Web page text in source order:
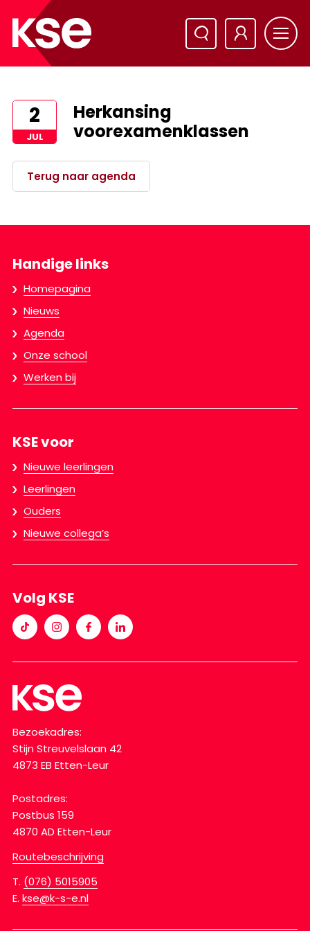
2
JUL
Herkansing
voorexamenklassen
Terug naar agenda
Handige links
Homepagina
Nieuws
Agenda
Onze school
Werken bij
KSE voor
Nieuwe leerlingen
Leerlingen
Ouders
Nieuwe collega’s
Volg KSE
Bezoekadres:
Stijn Streuvelslaan 42
4873 EB Etten-Leur
Postadres:
Postbus 159
4870 AD Etten-Leur
Routebeschrijving
T. (076) 5015905
E. kse@k-s-e.nl